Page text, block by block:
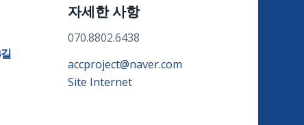
자세한 사항
070.8802.6438
accproject@naver.com
Site Internet